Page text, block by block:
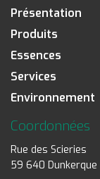
Présentation
Produits
Essences
Services
Environnement
Coordonnées
Rue des Scieries
59 640 Dunkerque